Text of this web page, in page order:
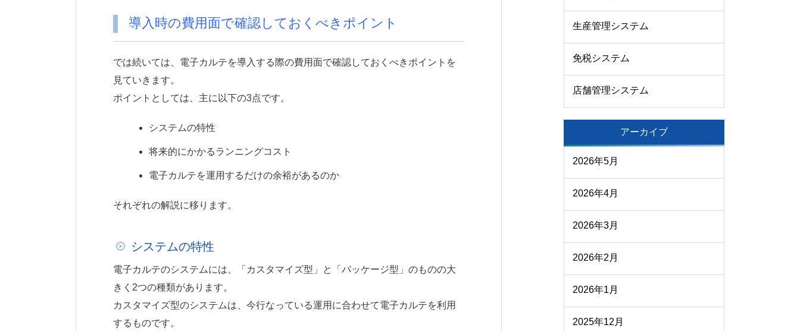
導入時の費用面で確認しておくべきポイント
では続いては、電子カルテを導入する際の費用面で確認しておくべきポイントを
見ていきます。
ポイントとしては、主に以下の3点です。
システムの特性
将来的にかかるランニングコスト
電子カルテを運用するだけの余裕があるのか
それぞれの解説に移ります。
システムの特性
電子カルテのシステムには、「カスタマイズ型」と「パッケージ型」のものの大
きく2つの種類があります。
カスタマイズ型のシステムは、今行なっている運用に合わせて電子カルテを利用
するものです。
生産管理システム
免税システム
店舗管理システム
アーカイブ
2026年5月
2026年4月
2026年3月
2026年2月
2026年1月
2025年12月